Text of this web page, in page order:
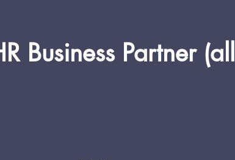
Business Partner (all